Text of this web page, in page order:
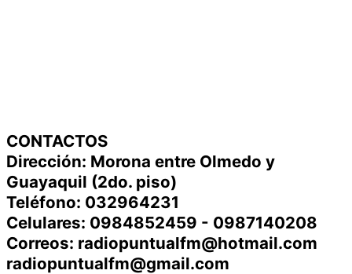
CONTACTOS
Dirección: Morona entre Olmedo y
Guayaquil (2do. piso)
Teléfono: 032964231
Celulares: 0984852459 - 0987140208
Correos: radiopuntualfm@hotmail.com
radiopuntualfm@gmail.com